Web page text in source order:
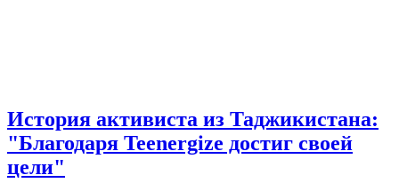
История активиста из Таджикистана:
"Благодаря Teenergize достиг своей
цели"